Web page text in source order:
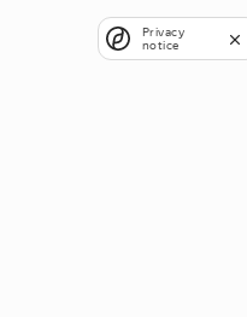
Privacy
notice